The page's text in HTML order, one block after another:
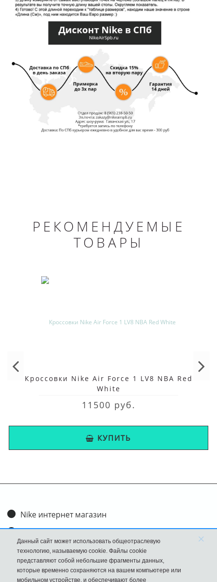
РЕКОМЕНДУЕМЫЕ
ТОВАРЫ
Кроссовки Nike Air Force 1 LV8 NBA Red
White
11500 руб.
КУПИТЬ
Nike интернет магазин
Доставка и оплата
Обмен и возврат
Размеры
Данный сайт может использовать общеотраслевую
технологию, называемую cookie. Файлы cookie
представляют собой небольшие фрагменты данных,
которые временно сохраняются на вашем компьютере или
мобильном устройстве, и обеспечивают более
×